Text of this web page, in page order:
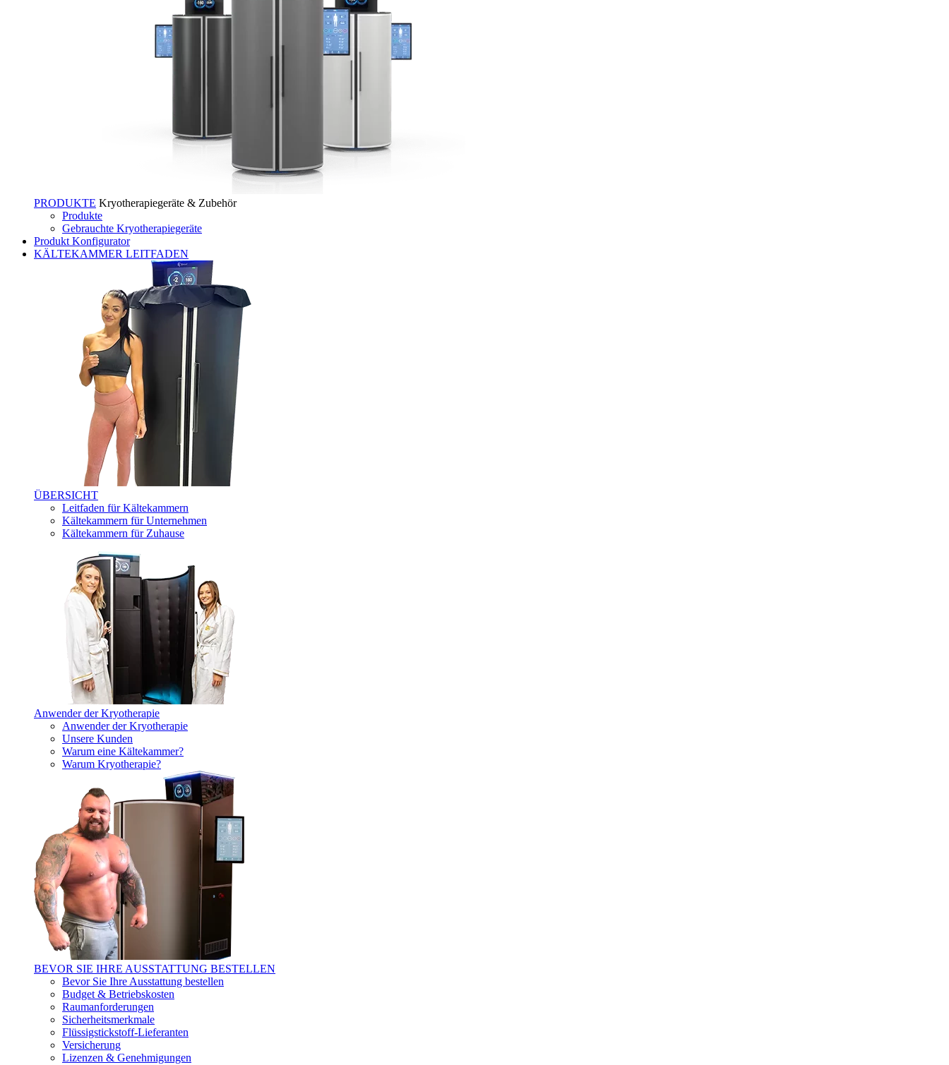
PRODUKTE Kryotherapiegeräte & Zubehör
Produkte
Gebrauchte Kryotherapiegeräte
Produkt Konfigurator
KÄLTEKAMMER LEITFADEN
ÜBERSICHT
Leitfaden für Kältekammern
Kältekammern für Unternehmen
Kältekammern für Zuhause
Anwender der Kryotherapie
Anwender der Kryotherapie
Unsere Kunden
Warum eine Kältekammer?
Warum Kryotherapie?
BEVOR SIE IHRE AUSSTATTUNG BESTELLEN
Bevor Sie Ihre Ausstattung bestellen
Budget & Betriebskosten
Raumanforderungen
Sicherheitsmerkmale
Flüssigstickstoff-Lieferanten
Versicherung
Lizenzen & Genehmigungen